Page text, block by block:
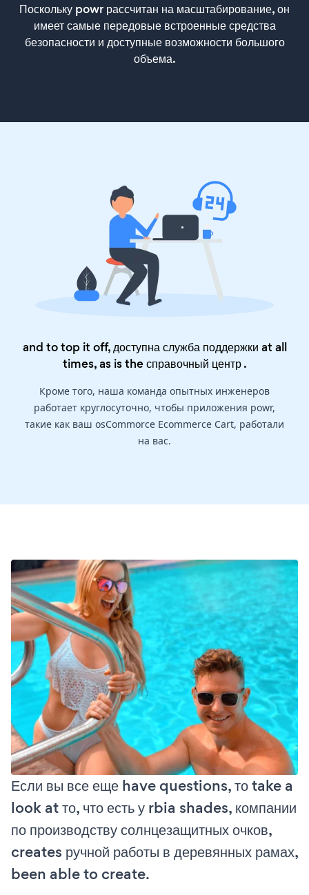
Поскольку powr рассчитан на масштабирование, он
имеет самые передовые встроенные средства
безопасности и доступные возможности большого
объема.
and to top it off, доступна служба поддержки at all
times, as is theсправочный центр.
Кроме того, наша команда опытных инженеров
работает круглосуточно, чтобы приложения powr,
такие как ваш osCommorce Ecommerce Cart, работали
на вас.
Если вы все еще have questions, то take a
look at то, что есть у rbia shades, компании
по производству солнцезащитных очков,
creates ручной работы в деревянных рамах,
been able to create.